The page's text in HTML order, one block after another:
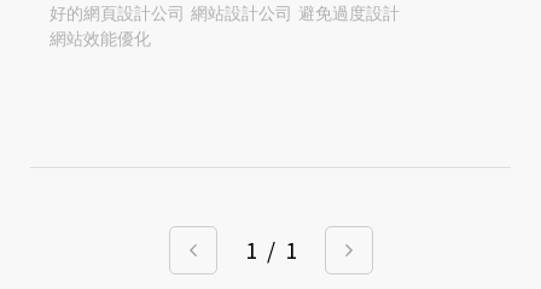
好的網頁設計公司 網站設計公司 避免過度設計
網站效能優化
1 / 1